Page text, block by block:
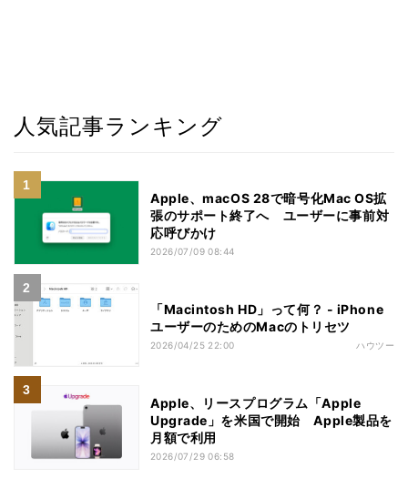
人気記事ランキング
Apple、macOS 28で暗号化Mac OS拡
張のサポート終了へ ユーザーに事前対
応呼びかけ
2026/07/09 08:44
「Macintosh HD」って何？ - iPhone
ユーザーのためのMacのトリセツ
2026/04/25 22:00 ハウツー
Apple、リースプログラム「Apple
Upgrade」を米国で開始 Apple製品を
月額で利用
2026/07/29 06:58